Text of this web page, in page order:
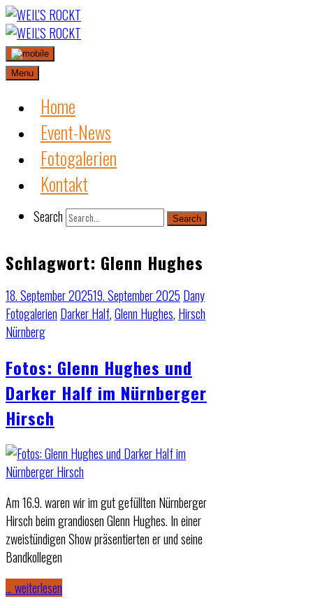
Skip
to
content
Menu
Home
Event-News
Fotogalerien
Kontakt
Search Search
Schlagwort: Glenn Hughes
18. September 202519. September 2025 Dany
Fotogalerien Darker Half,Glenn Hughes, Hirsch
Nürnberg
Fotos: Glenn Hughes und
Darker Half im Nürnberger
Hirsch
Am 16.9. waren wir im gut gefüllten Nürnberger
Hirsch beim grandiosen Glenn Hughes. In einer
zweistündigen Show präsentierten er und seine
Bandkollegen
… weiterlesen